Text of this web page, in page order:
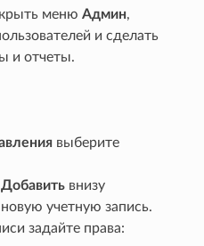
менюАдмин,
и сделать
и отчеты.
выберите
Добавить внизу
учетную запись.
задайте права: